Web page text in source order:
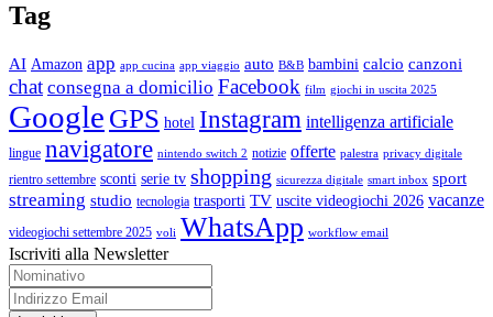
Tag
AI Amazon app app cucina app viaggio auto B&B bambini calcio canzoni
chat consegna a domicilio Facebook film giochi in uscita 2025
Google GPS hotel Instagram intelligenza artificiale
lingue navigatore nintendo switch 2 notizie offerte palestra privacy digitale
rientro settembre sconti serie tv shopping sicurezza digitale smart inbox sport
streaming studio tecnologia trasporti TV uscite videogiochi 2026 vacanze
videogiochi settembre 2025 voli WhatsApp workflow email
Iscriviti alla Newsletter